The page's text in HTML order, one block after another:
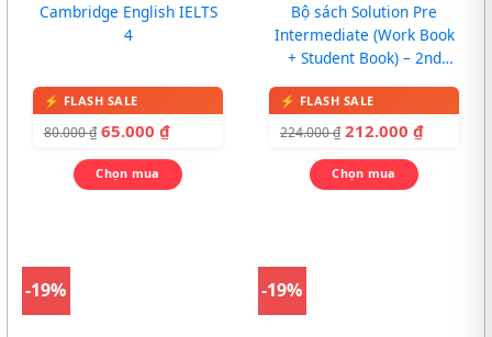
Cambridge English IELTS
4
80.000₫ 65.000 ₫
Chọn mua
Bộ sách Solution Pre
Intermediate (Work Book
+ Student Book) – 2nd
224.000₫ 212.000 ₫
Chọn mua
-19% -19%